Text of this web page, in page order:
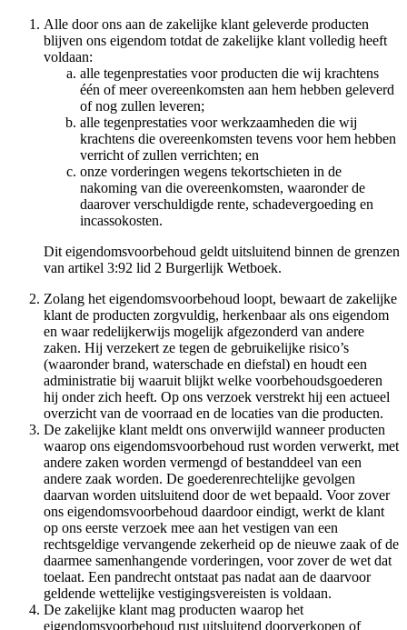
Alle door ons aan de zakelijke klant geleverde producten
blijven ons eigendom totdat de zakelijke klant volledig heeft
voldaan:
alle tegenprestaties voor producten die wij krachtens
één of meer overeenkomsten aan hem hebben geleverd
of nog zullen leveren;
alle tegenprestaties voor werkzaamheden die wij
krachtens die overeenkomsten tevens voor hem hebben
verricht of zullen verrichten; en
onze vorderingen wegens tekortschieten in de
nakoming van die overeenkomsten, waaronder de
daarover verschuldigde rente, schadevergoeding en
incassokosten.
Dit eigendomsvoorbehoud geldt uitsluitend binnen de grenzen
van artikel 3:92 lid 2 Burgerlijk Wetboek.
Zolang het eigendomsvoorbehoud loopt, bewaart de zakelijke
klant de producten zorgvuldig, herkenbaar als ons eigendom
en waar redelijkerwijs mogelijk afgezonderd van andere
zaken. Hij verzekert ze tegen de gebruikelijke risico’s
(waaronder brand, waterschade en diefstal) en houdt een
administratie bij waaruit blijkt welke voorbehoudsgoederen
hij onder zich heeft. Op ons verzoek verstrekt hij een actueel
overzicht van de voorraad en de locaties van die producten.
De zakelijke klant meldt ons onverwijld wanneer producten
waarop ons eigendomsvoorbehoud rust worden verwerkt, met
andere zaken worden vermengd of bestanddeel van een
andere zaak worden. De goederenrechtelijke gevolgen
daarvan worden uitsluitend door de wet bepaald. Voor zover
ons eigendomsvoorbehoud daardoor eindigt, werkt de klant
op ons eerste verzoek mee aan het vestigen van een
rechtsgeldige vervangende zekerheid op de nieuwe zaak of de
daarmee samenhangende vorderingen, voor zover de wet dat
toelaat. Een pandrecht ontstaat pas nadat aan de daarvoor
geldende wettelijke vestigingsvereisten is voldaan.
De zakelijke klant mag producten waarop het
eigendomsvoorbehoud rust uitsluitend doorverkopen of